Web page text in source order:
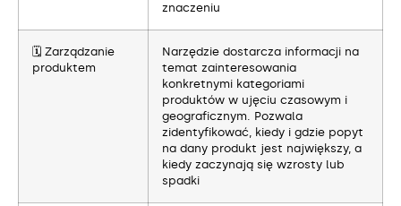
znaczeniu
🗓️ Zarządzanie
produktem
Narzędzie dostarcza informacji na
temat zainteresowania
konkretnymi kategoriami
produktów w ujęciu czasowym i
geograficznym. Pozwala
zidentyfikować, kiedy i gdzie popyt
na dany produkt jest największy, a
kiedy zaczynają się wzrosty lub
spadki